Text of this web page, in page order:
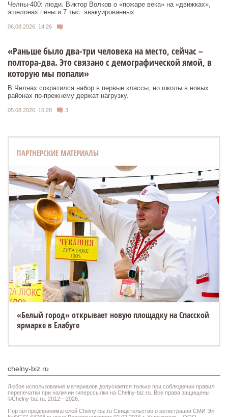
Челны-400: люди. Виктор Волков о «пожаре века» на «движках»,
эшелонах пены и 7 тыс. эвакуированных.
06.08.2026, 14:26
«Раньше было два-три человека на место, сейчас –
полтора-два. Это связано с демографической ямой, в
которую мы попали»
В Челнах сократился набор в первые классы, но школы в новых
районах по-прежнему держат нагрузку.
05.08.2026, 15:28 3
ПАРТНЕРСКИЕ МАТЕРИАЛЫ
«Белый город» открывает новую площадку на Спасской
ярмарке в Елабуге
chelny-biz.ru
Любое использование материалов допускается только при соблюдении правил
перепечатки при наличии гиперссылки на Chelny-biz.ru. Все права защищены
©Chelny-biz.ru. 2012—2026.
Портал предпринимателей Chelny-biz.ru Свидетельство о регистрации СМИ Эл